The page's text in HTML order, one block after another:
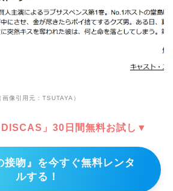
画像引用元：TSUTAYA）
」30日間無料お試し▼
接吻』を今すぐ無料レンタ
ルする！